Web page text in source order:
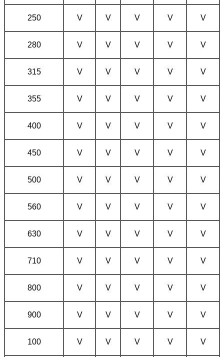
250 V V V V V
280 V V V V V
315 V V V V V
355 V V V V V
400 V V V V V
450 V V V V V
500 V V V V V
560 V V V V V
630 V V V V V
710 V V V V V
800 V V V V V
900 V V V V V
100 V V V V V